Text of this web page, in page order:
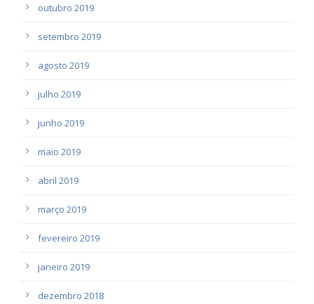
outubro 2019
setembro 2019
agosto 2019
julho 2019
junho 2019
maio 2019
abril 2019
março 2019
fevereiro 2019
janeiro 2019
dezembro 2018